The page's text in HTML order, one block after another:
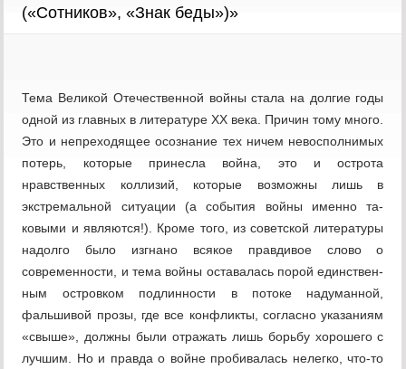
(«Сотников», «Знак беды»)»
Тема Великой Отечественной войны ста­ла на долгие годы
одной из главных в лите­ратуре XX века. Причин тому много.
Это и непреходящее осознание тех ничем невосполнимых
потерь, которые принесла война, это и острота
нравственных колли­зий, которые возможны лишь в
экстремаль­ной ситуации (а события войны именно та­
ковыми и являются!). Кроме того, из совет­ской литературы
надолго было изгнано всякое правдивое слово о
современности, и тема войны оставалась порой единствен­
ным островком подлинности в потоке наду­манной,
фальшивой прозы, где все кон­фликты, согласно указаниям
«свыше», должны были отражать лишь борьбу хоро­шего с
лучшим. Но и правда о войне проби­валась нелегко, что-то